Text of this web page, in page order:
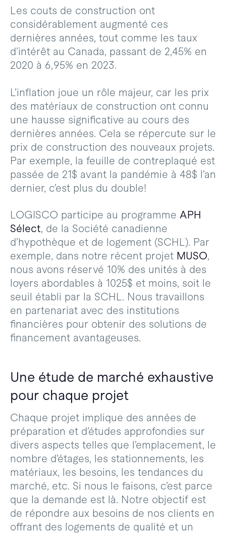
Les couts de construction ont
considérablement augmenté ces
dernières années, tout comme les taux
d’intérêt au Canada, passant de 2,45% en
2020 à 6,95% en 2023.
L’inflation joue un rôle majeur, car les prix
des matériaux de construction ont connu
une hausse significative au cours des
dernières années. Cela se répercute sur le
prix de construction des nouveaux projets.
Par exemple, la feuille de contreplaqué est
passée de 21$ avant la pandémie à 48$ l’an
dernier, c’est plus du double!
LOGISCO participe au programme APH
Sélect, de la Société canadienne
d’hypothèque et de logement (SCHL). Par
exemple, dans notre récent projet MUSO,
nous avons réservé 10% des unités à des
loyers abordables à 1025$ et moins, soit le
seuil établi par la SCHL. Nous travaillons
en partenariat avec des institutions
financières pour obtenir des solutions de
financement avantageuses.
Une étude de marché exhaustive
pour chaque projet
Chaque projet implique des années de
préparation et d’études approfondies sur
divers aspects telles que l’emplacement, le
nombre d’étages, les stationnements, les
matériaux, les besoins, les tendances du
marché, etc. Si nous le faisons, c’est parce
que la demande est là. Notre objectif est
de répondre aux besoins de nos clients en
offrant des logements de qualité et un